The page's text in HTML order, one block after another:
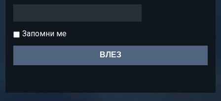
Запомни ме